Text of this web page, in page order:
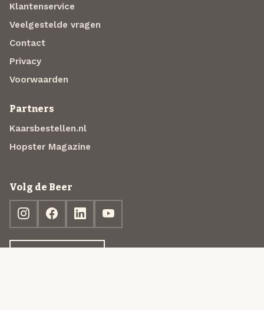
Klantenservice
Veelgestelde vragen
Contact
Privacy
Voorwaarden
Partners
Kaarsbestellen.nl
Hopster Magazine
Volg de Beer